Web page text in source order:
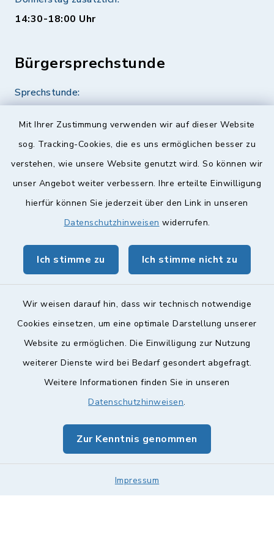
Mit Ihrer Zustimmung verwenden wir auf dieser Website
sog. Tracking-Cookies, die es uns ermöglichen besser zu
verstehen, wie unsere Website genutzt wird. So können wir
unser Angebot weiter verbessern. Ihre erteilte Einwilligung
hierfür können Sie jederzeit über den Link in unseren
Datenschutzhinweisen widerrufen.
Ich stimme zu Ich stimme nicht zu
Wir weisen darauf hin, dass wir technisch notwendige
Cookies einsetzen, um eine optimale Darstellung unserer
Website zu ermöglichen. Die Einwilligung zur Nutzung
weiterer Dienste wird bei Bedarf gesondert abgefragt.
Weitere Informationen finden Sie in unseren
Datenschutzhinweisen.
Zur Kenntnis genommen
Impressum
14:30-18:00 Uhr
Bürgersprechstunde
Sprechstunde:
Quicklinks
Landkreis Lichtenfels
geoPortal Lichtenfels
Barrierefreiheit
Impressum
Sitemap